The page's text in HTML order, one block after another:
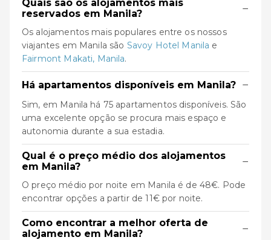
Quais são os alojamentos mais
reservados em Manila?
−
Os alojamentos mais populares entre os nossos
viajantes em Manila são Savoy Hotel Manila e
Fairmont Makati, Manila.
Há apartamentos disponíveis em Manila? −
Sim, em Manila há 75 apartamentos disponíveis. São
uma excelente opção se procura mais espaço e
autonomia durante a sua estadia.
Qual é o preço médio dos alojamentos
em Manila?
−
O preço médio por noite em Manila é de 48€. Pode
encontrar opções a partir de 11€ por noite.
Como encontrar a melhor oferta de
alojamento em Manila?
−